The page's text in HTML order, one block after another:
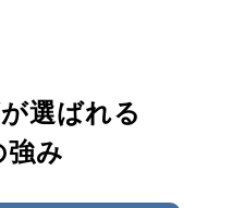
選ばれる
強み